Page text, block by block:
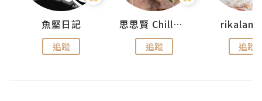
魚堅日記
追蹤
思思賢 ChillMyBabe
追蹤 追蹤